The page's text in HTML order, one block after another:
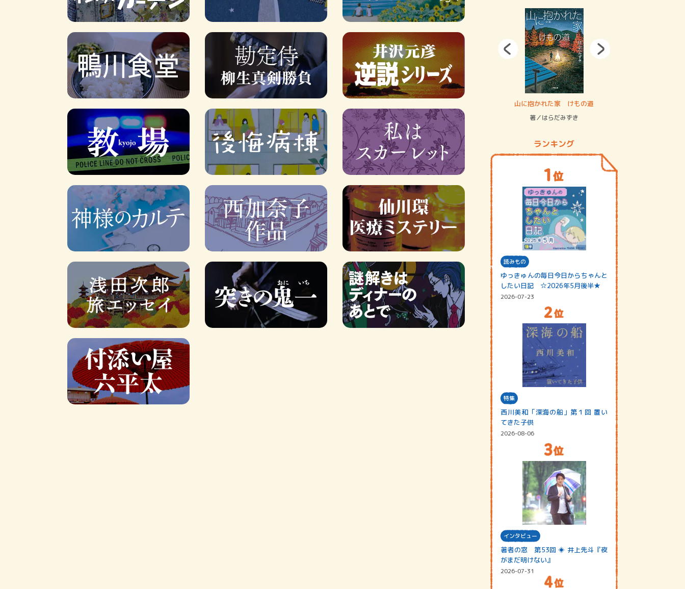
著／デボラ・イン…
山に抱かれた家 けもの道
著／はらだみずき
ランキング
読みもの
ゆっきゅんの毎日今日からちゃんと
したい日記 ☆2026年5月後半★
2026-07-23
特集
西川美和「深海の船」第１回 置い
てきた子供
2026-08-06
インタビュー
著者の窓 第53回 ◈ 井上先斗『夜
がまだ明けない』
2026-07-31